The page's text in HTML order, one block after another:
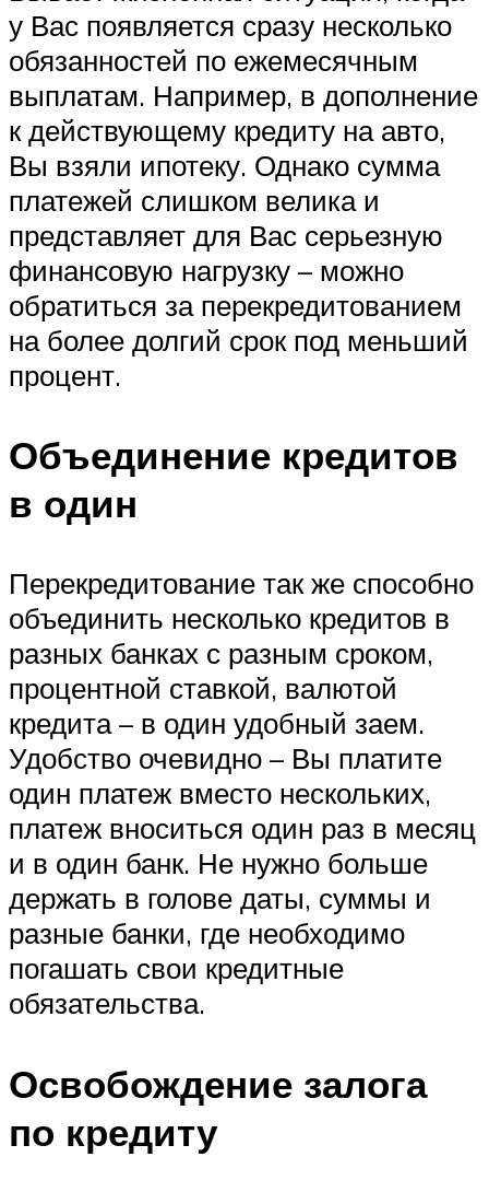
у Вас появляется сразу несколько
обязанностей по ежемесячным
выплатам. Например, в дополнение
к действующему кредиту на авто,
Вы взяли ипотеку. Однако сумма
платежей слишком велика и
представляет для Вас серьезную
финансовую нагрузку – можно
обратиться за перекредитованием
на более долгий срок под меньший
процент.
Объединение кредитов
в один
Перекредитование так же способно
объединить несколько кредитов в
разных банках с разным сроком,
процентной ставкой, валютой
кредита – в один удобный заем.
Удобство очевидно – Вы платите
один платеж вместо нескольких,
платеж вноситься один раз в месяц
и в один банк. Не нужно больше
держать в голове даты, суммы и
разные банки, где необходимо
погашать свои кредитные
обязательства.
Освобождение залога
по кредиту